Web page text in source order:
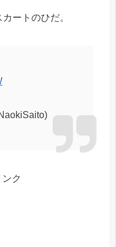
ートのひだ。
ク